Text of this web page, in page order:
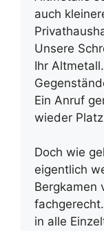
auch
Unsere
Ihr
Ein Anruf
wieder
Doch wie
eigentlich
Bergkamen
in alle